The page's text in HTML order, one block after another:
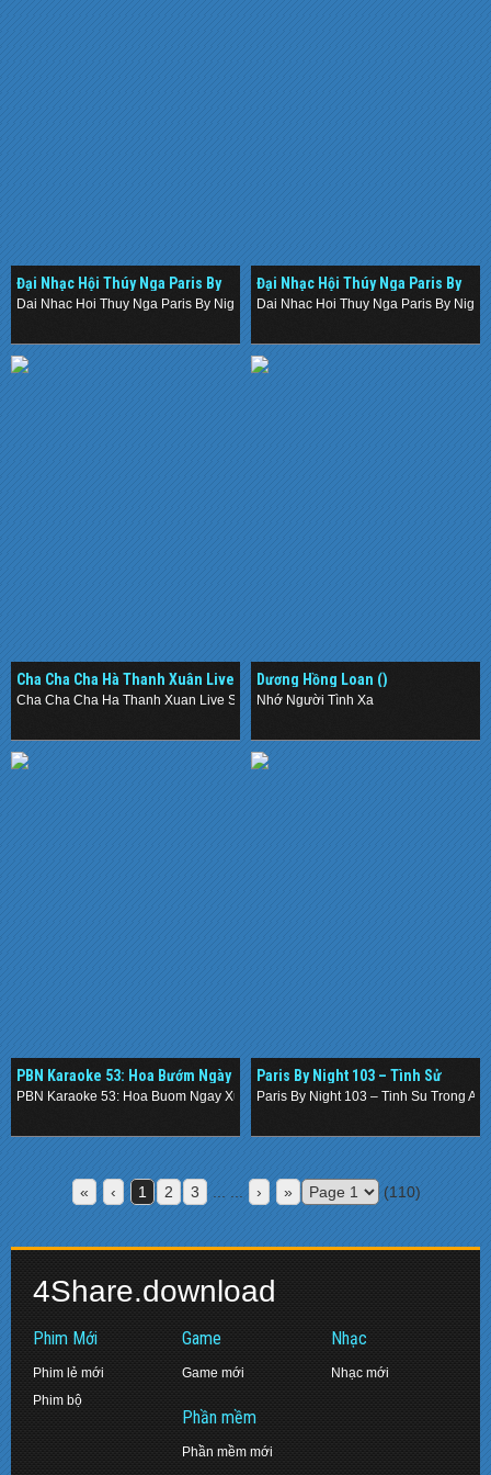
Đại Nhạc Hội Thúy Nga Paris By
Night 112 (2014)
Dai Nhac Hoi Thuy Nga Paris By Night 112 (2014)
Đại Nhạc Hội Thúy Nga Paris By
Night 112 (2014)
Dai Nhac Hoi Thuy Nga Paris By Night
Cha Cha Cha Hà Thanh Xuân Live
Show (2014)
Cha Cha Cha Ha Thanh Xuan Live Show (2014)
Dương Hồng Loan ()
Nhớ Người Tình Xa
PBN Karaoke 53: Hoa Bướm Ngày
Xưa [DVD9]
PBN Karaoke 53: Hoa Buom Ngay Xua [DVD9]
Paris By Night 103 – Tình Sử
Trong Âm Nhạc Việt Nam (2011 –
Paris By Night 103 – Tinh Su Trong
« ‹ 1 2 3 › » (110)
4Share.download
Phim Mới
Phim lẻ mới
Phim bộ
Game
Game mới
Phần mềm
Phần mềm mới
Nhạc
Nhạc mới